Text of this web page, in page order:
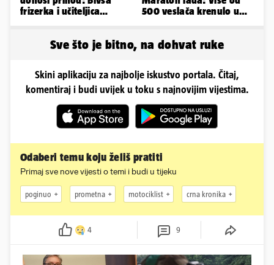
frizerka i učiteljica
500 veslača krenulo u
Sve što je bitno, na dohvat ruke
Skini aplikaciju za najbolje iskustvo portala. Čitaj,
komentiraj i budi uvijek u toku s najnovijim vijestima.
Odaberi temu koju želiš pratiti
Primaj sve nove vijesti o temi i budi u tijeku
poginuo prometna motociklist crna kronika
4 9